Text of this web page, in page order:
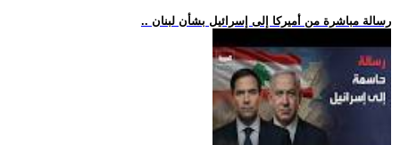
.. رسالة مباشرة من أميركا إلى إسرائيل بشأن لبنان